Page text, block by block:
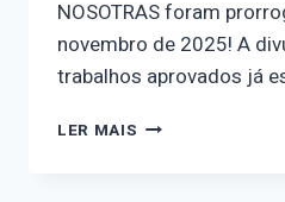
NOSOTRAS foram
novembro de 2025! A
trabalhos aprovados já
LER MAIS PROGRAMAÇÃO